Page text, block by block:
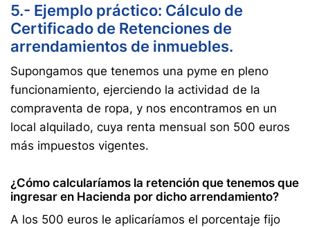
5.- Ejemplo práctico: Cálculo de
Certificado de Retenciones de
arrendamientos de inmuebles.
Supongamos que tenemos una pyme en pleno
funcionamiento, ejerciendo la actividad de la
compraventa de ropa, y nos encontramos en un
local alquilado, cuya renta mensual son 500 euros
más impuestos vigentes.
¿Cómo calcularíamos la retención que tenemos que
ingresar en Hacienda por dicho arrendamiento?
A los 500 euros le aplicaríamos el porcentaje fijo